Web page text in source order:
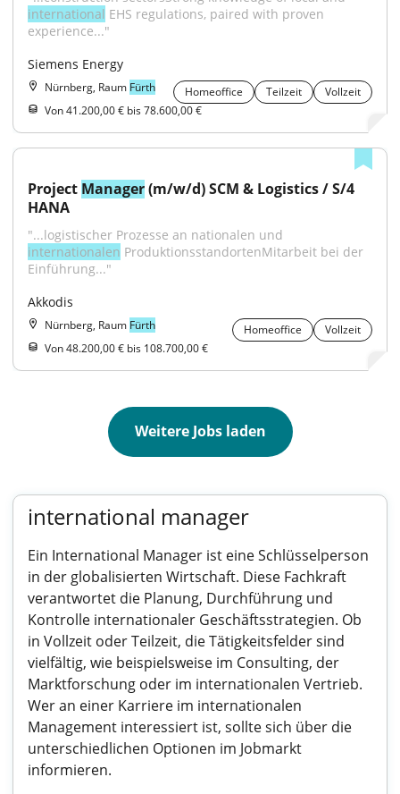
international EHS regulations, paired with proven
experience..."
Siemens Energy
Nürnberg, Raum Fürth Homeoffice Teilzeit
Vollzeit
Von 41.200,00 € bis 78.600,00 €
Project Manager (m/w/d) SCM & Logistics / S/4
HANA
internationalen ProduktionsstandortenMitarbeit bei der
Einführung..."
Akkodis
Nürnberg, Raum Fürth Homeoffice
Vollzeit
Von 48.200,00 € bis 108.700,00 €
Weitere Jobs laden
international manager
Ein International Manager ist eine Schlüsselperson
in der globalisierten Wirtschaft. Diese Fachkraft
verantwortet die Planung, Durchführung und
Kontrolle internationaler Geschäftsstrategien. Ob
in Vollzeit oder Teilzeit, die Tätigkeitsfelder sind
vielfältig, wie beispielsweise im Consulting, der
Marktforschung oder im internationalen Vertrieb.
Wer an einer Karriere im internationalen
Management interessiert ist, sollte sich über die
unterschiedlichen Optionen im Jobmarkt
informieren.